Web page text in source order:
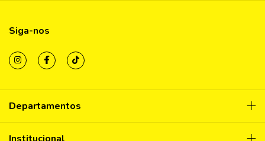
Siga-nos
Departamentos